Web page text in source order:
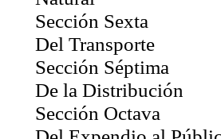
Sección Sexta
Del Transporte
Sección Séptima
De la Distribución
Sección Octava